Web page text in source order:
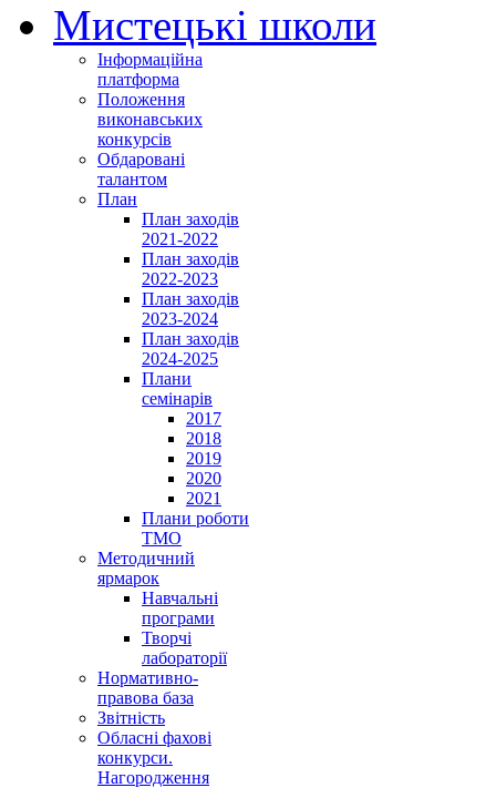
Мистецькі школи
Інформаційна
платформа
Положення
виконавських
конкурсів
Обдаровані
талантом
План
План заходів
2021-2022
План заходів
2022-2023
План заходів
2023-2024
План заходів
2024-2025
Плани
семінарів
2017
2018
2019
2020
2021
Плани роботи
ТМО
Методичний
ярмарок
Навчальні
програми
Творчі
лабораторії
Нормативно-
правова база
Звітність
Обласні фахові
конкурси.
Нагородження